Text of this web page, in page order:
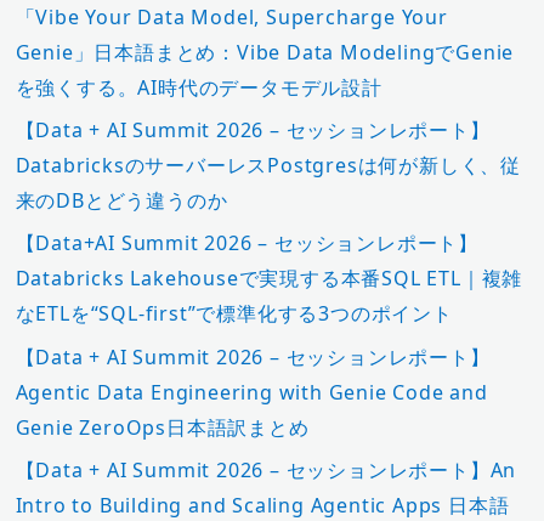
「Vibe Your Data Model, Supercharge Your
Genie」日本語まとめ：Vibe Data ModelingでGenie
を強くする。AI時代のデータモデル設計
【Data + AI Summit 2026 – セッションレポート】
DatabricksのサーバーレスPostgresは何が新しく、従
来のDBとどう違うのか
【Data+AI Summit 2026 – セッションレポート】
Databricks Lakehouseで実現する本番SQL ETL｜複雑
なETLを“SQL-first”で標準化する3つのポイント
【Data + AI Summit 2026 – セッションレポート】
Agentic Data Engineering with Genie Code and
Genie ZeroOps日本語訳まとめ
【Data + AI Summit 2026 – セッションレポート】An
Intro to Building and Scaling Agentic Apps 日本語